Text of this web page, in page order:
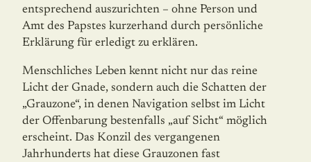
entsprechend auszurich­ten – ohne Person und
Amt des Papstes kurzerhand durch persönliche
Erklärung für erledigt zu erklären.
Menschliches Leben kennt nicht nur das reine
Licht der Gnade, sondern auch die Schat­ten der
„Grauzone“, in denen Navigation selbst im Licht
der Offenbarung bestenfalls „auf Sicht“ möglich
erscheint. Das Konzil des vergangenen
Jahrhunderts hat diese Grauzonen fast